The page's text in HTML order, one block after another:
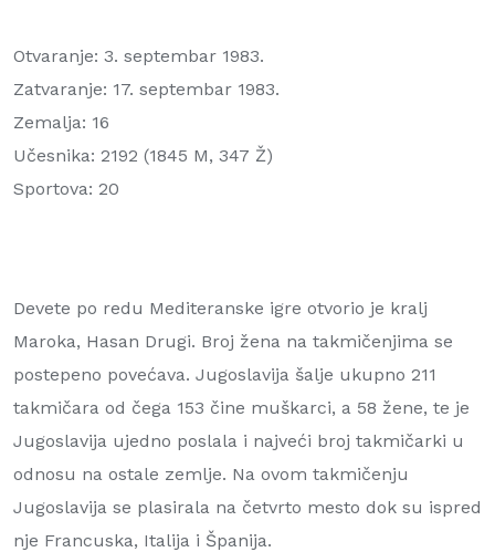
Otvaranje: 3. septembar 1983.
Zatvaranje: 17. septembar 1983.
Zemalja: 16
Učesnika: 2192 (1845 M, 347 Ž)
Sportova: 20
Devete po redu Mediteranske igre otvorio je kralj
Maroka, Hasan Drugi. Broj žena na takmičenjima se
postepeno povećava. Jugoslavija šalje ukupno 211
takmičara od čega 153 čine muškarci, a 58 žene, te je
Jugoslavija ujedno poslala i najveći broj takmičarki u
odnosu na ostale zemlje. Na ovom takmičenju
Jugoslavija se plasirala na četvrto mesto dok su ispred
nje Francuska, Italija i Španija.